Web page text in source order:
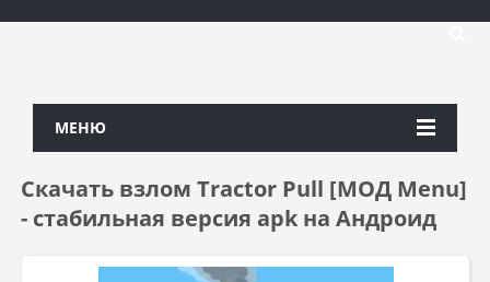
МЕНЮ
Скачать взлом Tractor Pull [МОД Menu]
- стабильная версия apk на Андроид